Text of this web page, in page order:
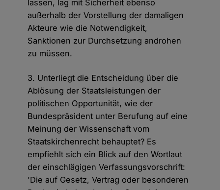
lassen, lag mit Sicherheit ebenso
außerhalb der Vorstellung der damaligen
Akteure wie die Notwendigkeit,
Sanktionen zur Durchsetzung androhen
zu müssen.
3. Unterliegt die Entscheidung über die
Ablösung der Staatsleistungen der
politischen Opportunität, wie der
Bundespräsident unter Berufung auf eine
Meinung der Wissenschaft vom
Staatskirchenrecht behauptet? Es
empfiehlt sich ein Blick auf den Wortlaut
der einschlägigen Verfassungsvorschrift:
'Die auf Gesetz, Vertrag oder besonderen